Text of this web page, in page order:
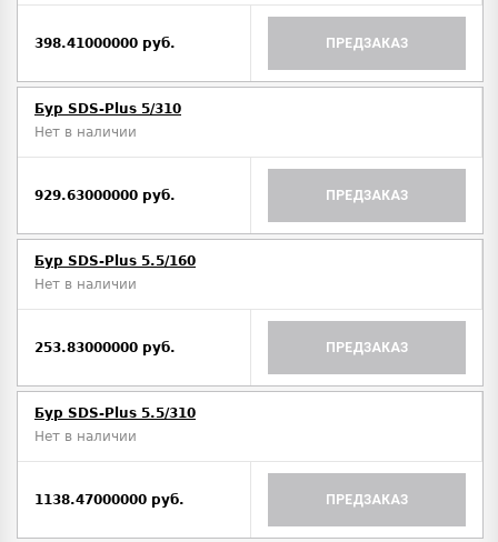
398.41000000 руб. ПРЕДЗАКАЗ
Бур SDS-Plus 5/310
Нет в наличии
929.63000000 руб. ПРЕДЗАКАЗ
Бур SDS-Plus 5.5/160
Нет в наличии
253.83000000 руб. ПРЕДЗАКАЗ
Бур SDS-Plus 5.5/310
Нет в наличии
1138.47000000 руб. ПРЕДЗАКАЗ